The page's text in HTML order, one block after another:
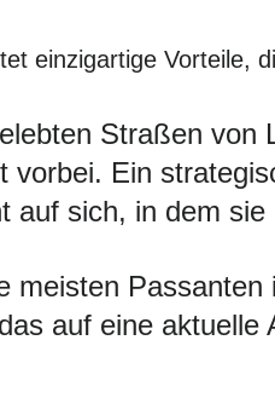
einzigartige Vorteile,
Straßen von
Ein
auf sich, in dem
meisten
auf eine